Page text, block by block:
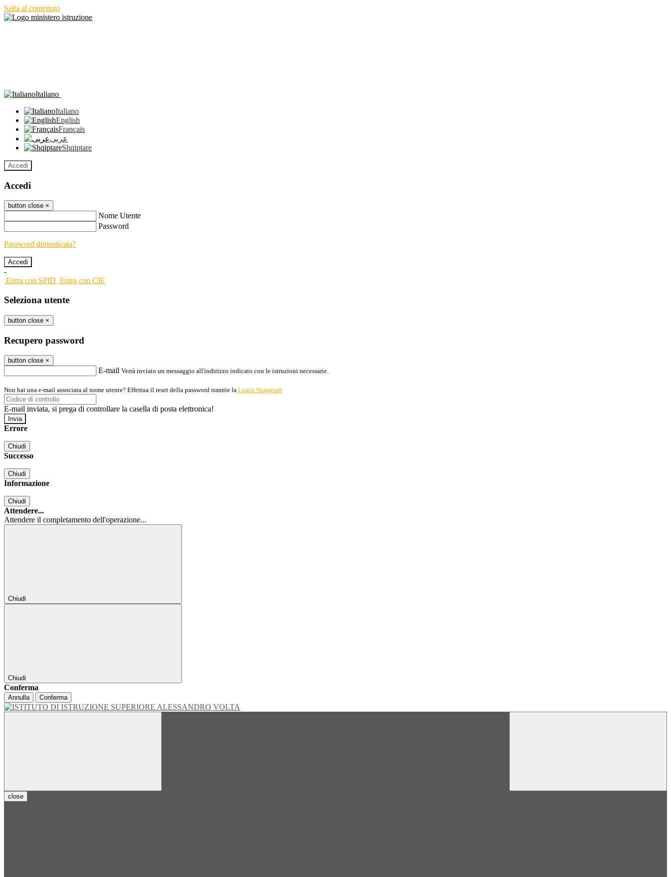
Salta al contenuto
Italiano
Italiano
English
Français
عربى
Shqiptare
Accedi
Accedi
button close ×
Nome Utente
Password
Password dimenticata?
-
Entra con SPID Entra con CIE
Seleziona utente
button close ×
Recupero password
button close ×
E-mail Verrà inviato un messaggio all'indirizzo indicato con le istruzioni necessarie.
Non hai una e-mail associata al nome utente? Effettua il reset della password tramite la Login Spaggiari
E-mail inviata, si prega di controllare la casella di posta elettronica!
Errore
Chiudi
Successo
Chiudi
Informazione
Chiudi
Attendere...
Attendere il completamento dell'operazione...
Chiudi
Chiudi
Conferma
Annulla Conferma
close